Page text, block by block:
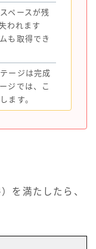
ペースが残
われます
も取得でき
ージは完成
ジでは、こ
ます。
を満たしたら、